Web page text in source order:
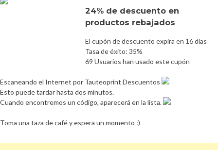
24% de descuento en
productos rebajados
El cupón de descuento expira en 16 días
Tasa de éxito: 35%
69 Usuarios han usado este cupón
Escaneando el Internet por Tauteoprint Descuentos
Esto puede tardar hasta dos minutos.
Cuando encontremos un código, aparecerá en la lista.
Toma una taza de café y espera un momento :)